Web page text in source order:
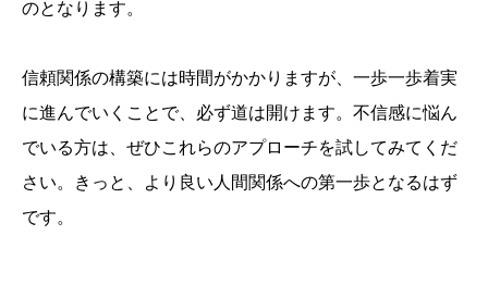
のとなります。
信頼関係の構築には時間がかかりますが、一歩一歩着実
に進んでいくことで、必ず道は開けます。不信感に悩ん
でいる方は、ぜひこれらのアプローチを試してみてくだ
さい。きっと、より良い人間関係への第一歩となるはず
です。